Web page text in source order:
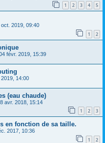
1 2 3 4 5
oct. 2019, 09:40
1 2
févr. 2019, 15:39
2019, 14:00
(eau chaude)
avr. 2018, 15:14
1 2 3
en fonction de sa taille.
2017, 10:36
1 2